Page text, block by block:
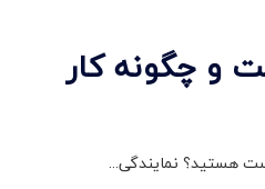
و چگونه کار
هستید؟ نمایندگی...